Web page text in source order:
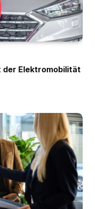
der Elektromobilität